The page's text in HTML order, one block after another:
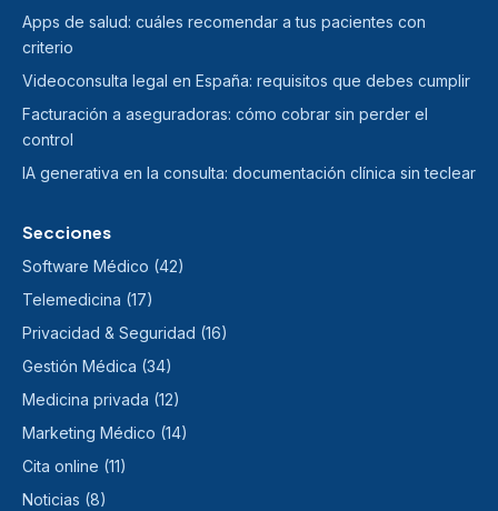
Apps de salud: cuáles recomendar a tus pacientes con
criterio
Videoconsulta legal en España: requisitos que debes cumplir
Facturación a aseguradoras: cómo cobrar sin perder el
control
IA generativa en la consulta: documentación clínica sin teclear
Secciones
Software Médico (42)
Telemedicina (17)
Privacidad & Seguridad (16)
Gestión Médica (34)
Medicina privada (12)
Marketing Médico (14)
Cita online (11)
Noticias (8)